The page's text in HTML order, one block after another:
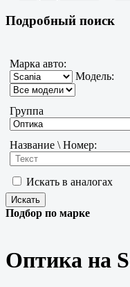
Подробный поиск
Марка авто:
Модель:
Группа
Название \ Номер:
Искать в аналогах
Подбор по марке
Оптика на